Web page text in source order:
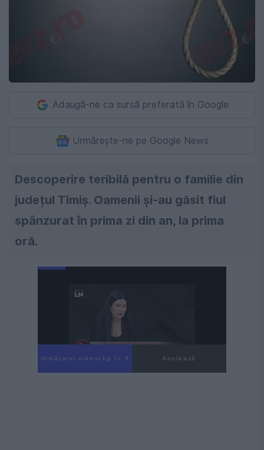
Adaugă-ne ca sursă preferată în Google
Urmărește-ne pe Google News
Descoperire teribilă pentru o familie din
județul Timiș. Oamenii și-au găsit fiul
spânzurat în prima zi din an, la prima
oră.
Următorul videoclip în 4 Anulează